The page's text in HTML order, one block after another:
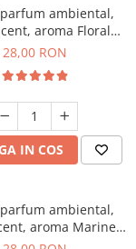
ambiental,
aroma Floral
Bouquet, 20 g
28,00 RON
IN COS
ambiental,
aroma Marine
Breeze, 20 g